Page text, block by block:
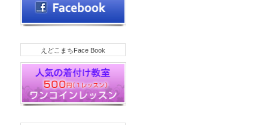
えどこまちFace Book